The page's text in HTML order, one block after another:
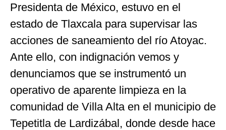
Presidenta de México, estuvo en el
estado de Tlaxcala para supervisar las
acciones de saneamiento del río Atoyac.
Ante ello, con indignación vemos y
denunciamos que se instrumentó un
operativo de aparente limpieza en la
comunidad de Villa Alta en el municipio de
Tepetitla de Lardizábal, donde desde hace